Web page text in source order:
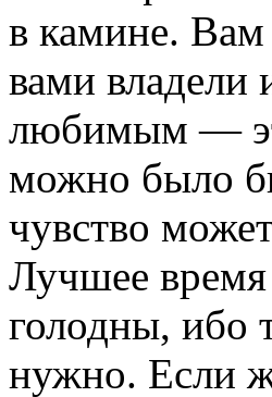
в камине.
вами владели
любимым —
можно было
чувство
Лучшее
голодны, ибо
нужно. Если